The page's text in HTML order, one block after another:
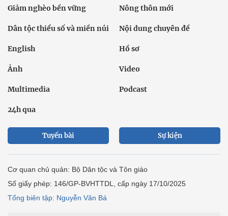
Giảm nghèo bền vững Nông thôn mới
Dân tộc thiểu số và miền núi Nội dung chuyên đề
English Hồ sơ
Ảnh Video
Multimedia Podcast
24h qua
Tuyến bài Sự kiện
Cơ quan chủ quản: Bộ Dân tộc và Tôn giáo
Số giấy phép: 146/GP-BVHTTDL, cấp ngày 17/10/2025
Tổng biên tập: Nguyễn Văn Bá